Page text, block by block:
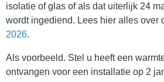
isolatie of glas of als dat uiterlijk 24
wordt ingediend. Lees hier alles over
2026.
Als voorbeeld. Stel u heeft een
ontvangen voor een installatie op 2